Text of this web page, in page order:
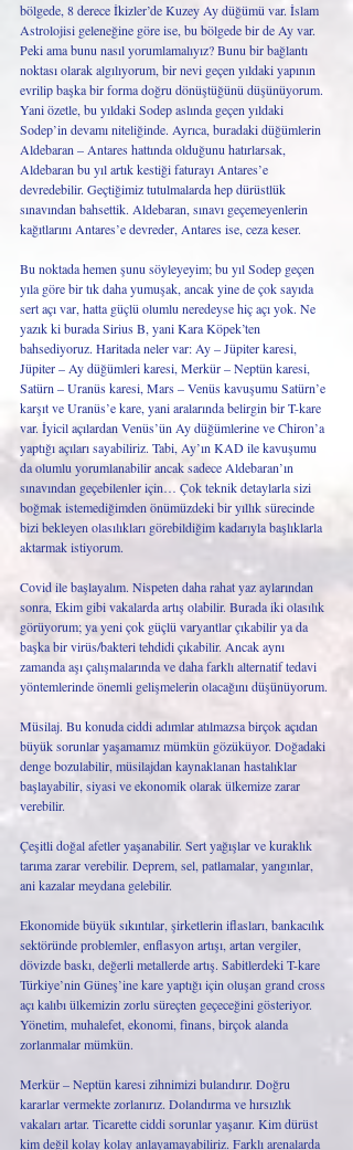
bölgede, 8 derece İkizler’de Kuzey Ay düğümü var. İslam
Astrolojisi geleneğine göre ise, bu bölgede bir de Ay var.
Peki ama bunu nasıl yorumlamalıyız? Bunu bir bağlantı
noktası olarak algılıyorum, bir nevi geçen yıldaki yapının
evrilip başka bir forma doğru dönüştüğünü düşünüyorum.
Yani özetle, bu yıldaki Sodep aslında geçen yıldaki
Sodep’in devamı niteliğinde. Ayrıca, buradaki düğümlerin
Aldebaran – Antares hattında olduğunu hatırlarsak,
Aldebaran bu yıl artık kestiği faturayı Antares’e
devredebilir. Geçtiğimiz tutulmalarda hep dürüstlük
sınavından bahsettik. Aldebaran, sınavı geçemeyenlerin
kağıtlarını Antares’e devreder, Antares ise, ceza keser.
Bu noktada hemen şunu söyleyeyim; bu yıl Sodep geçen
yıla göre bir tık daha yumuşak, ancak yine de çok sayıda
sert açı var, hatta güçlü olumlu neredeyse hiç açı yok. Ne
yazık ki burada Sirius B, yani Kara Köpek’ten
bahsediyoruz. Haritada neler var: Ay – Jüpiter karesi,
Jüpiter – Ay düğümleri karesi, Merkür – Neptün karesi,
Satürn – Uranüs karesi, Mars – Venüs kavuşumu Satürn’e
karşıt ve Uranüs’e kare, yani aralarında belirgin bir T-kare
var. İyicil açılardan Venüs’ün Ay düğümlerine ve Chiron’a
yaptığı açıları sayabiliriz. Tabi, Ay’ın KAD ile kavuşumu
da olumlu yorumlanabilir ancak sadece Aldebaran’ın
sınavından geçebilenler için… Çok teknik detaylarla sizi
boğmak istemediğimden önümüzdeki bir yıllık sürecinde
bizi bekleyen olasılıkları görebildiğim kadarıyla başlıklarla
aktarmak istiyorum.
Covid ile başlayalım. Nispeten daha rahat yaz aylarından
sonra, Ekim gibi vakalarda artış olabilir. Burada iki olasılık
görüyorum; ya yeni çok güçlü varyantlar çıkabilir ya da
başka bir virüs/bakteri tehdidi çıkabilir. Ancak aynı
zamanda aşı çalışmalarında ve daha farklı alternatif tedavi
yöntemlerinde önemli gelişmelerin olacağını düşünüyorum.
Müsilaj. Bu konuda ciddi adımlar atılmazsa birçok açıdan
büyük sorunlar yaşamamız mümkün gözüküyor. Doğadaki
denge bozulabilir, müsilajdan kaynaklanan hastalıklar
başlayabilir, siyasi ve ekonomik olarak ülkemize zarar
verebilir.
Çeşitli doğal afetler yaşanabilir. Sert yağışlar ve kuraklık
tarıma zarar verebilir. Deprem, sel, patlamalar, yangınlar,
ani kazalar meydana gelebilir.
Ekonomide büyük sıkıntılar, şirketlerin iflasları, bankacılık
sektöründe problemler, enflasyon artışı, artan vergiler,
dövizde baskı, değerli metallerde artış. Sabitlerdeki T-kare
Türkiye’nin Güneş’ine kare yaptığı için oluşan grand cross
açı kalıbı ülkemizin zorlu süreçten geçeceğini gösteriyor.
Yönetim, muhalefet, ekonomi, finans, birçok alanda
zorlanmalar mümkün.
Merkür – Neptün karesi zihnimizi bulandırır. Doğru
kararlar vermekte zorlanırız. Dolandırma ve hırsızlık
vakaları artar. Ticarette ciddi sorunlar yaşanır. Kim dürüst
kim değil kolay kolay anlayamayabiliriz. Farklı arenalarda